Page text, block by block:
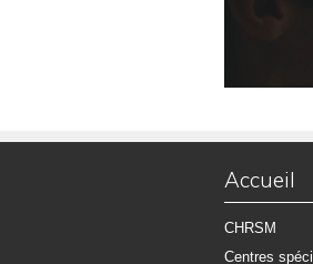
Accueil
CHRSM
Centres